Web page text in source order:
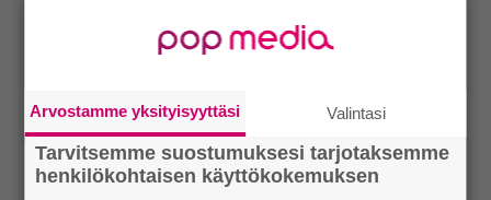
Arvostamme yksityisyyttäsi Valintasi
Tarvitsemme suostumuksesi tarjotaksemme
henkilökohtaisen käyttökokemuksen